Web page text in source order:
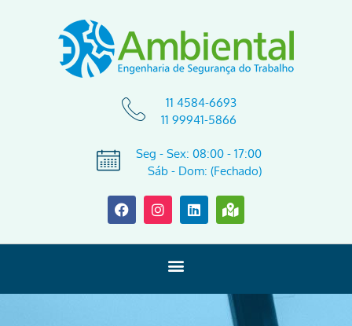
11 4584-6693
11 99941-5866
Seg - Sex: 08:00 - 17:00
Sáb - Dom: (Fechado)